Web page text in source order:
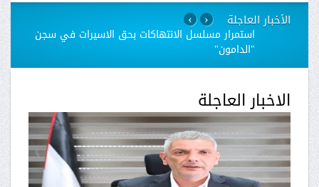
الأخبار العاجلة
استمرار مسلسل الانتهاكات بحق الاسيرات في سجن
"الدامون"
› ‹
الاخبار العاجلة